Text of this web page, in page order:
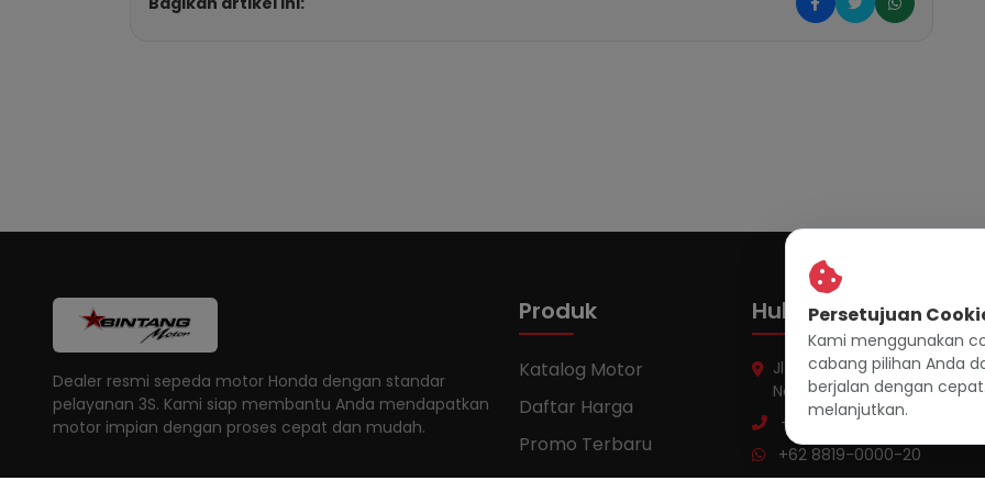
Dealer resmi sepeda motor Honda dengan standar
pelayanan 3S. Kami siap membantu Anda mendapatkan
motor impian dengan proses cepat dan mudah.
Produk
Katalog Motor
Daftar Harga
Promo Terbaru
Hubungi Kami
Jl. Raya Mayor Oking Jaya
No.102, Cibinong, Bogor
+62 8819-0000-20
+62 8819-0000-20
Persetujuan
Kami menggunakan
cabang pilihan Anda
berjalan dengan
melanjutkan.